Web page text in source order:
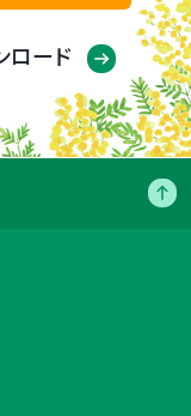
ロード